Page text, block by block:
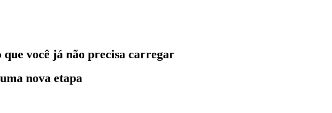
você já não precisa carregar
nova etapa